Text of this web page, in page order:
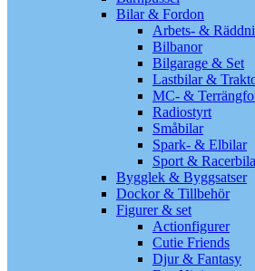
Bilar & Fordon
Arbets- &
Bilbanor
Bilgarage & Set
Lastbilar &
MC- &
Radiostyrt
Småbilar
Spark- & Elbilar
Sport &
Bygglek & Byggsatser
Dockor & Tillbehör
Figurer & set
Actionfigurer
Cutie Friends
Djur & Fantasy